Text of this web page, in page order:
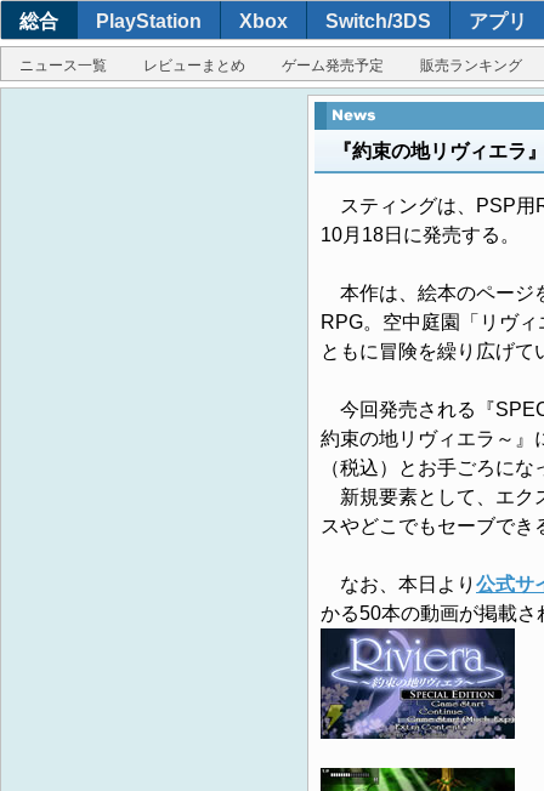
総合 PlayStation Xbox Switch/3DS アプリ
ニュース一覧 レビューまとめ ゲーム発売予定 販売ランキング
『約束の地リヴィエラ
スティングは、PSP用
10月18日に発売する。
本作は、絵本のページ
RPG。空中庭園「リヴ
ともに冒険を繰り広げて
今回発売される『
約束の地リヴィエラ～』
（税込）とお手ごろにな
新規要素として、エク
スやどこでもセーブでき
なお、本日より 公式サ
かる50本の動画が掲載